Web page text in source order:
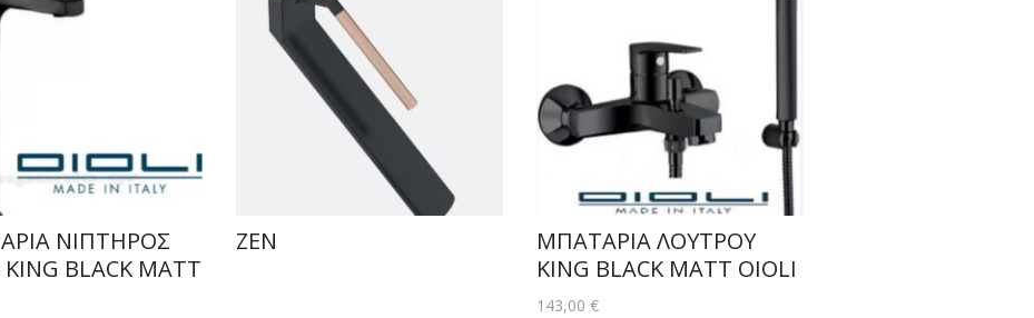
ΝΙΠΤΗΡΟΣ
BLACK MATT
ZEN
ΜΠΑΤΑΡΙΑ ΛΟΥΤΡΟΥ
KING BLACK MATT OIOLI
143,00 €